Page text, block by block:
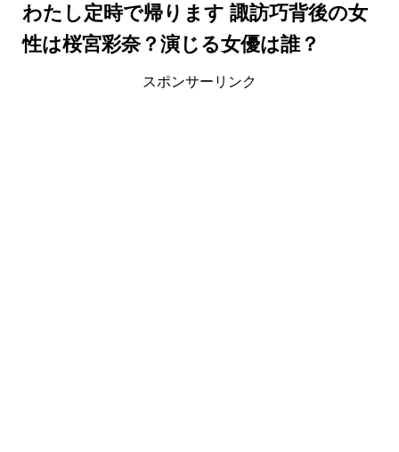
わたし定時で帰ります 諏訪巧背後の女
性は桜宮彩奈？演じる女優は誰？
スポンサーリンク